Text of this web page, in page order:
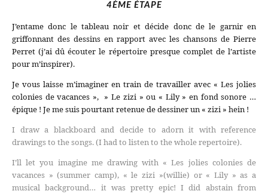
4ÈME ÉTAPE
J’entame donc le tableau noir et décide donc de le garnir en
griffonnant des dessins en rapport avec les chansons de Pierre
Perret (j’ai dû écouter le répertoire presque complet de l’artiste
pour m’inspirer).
Je vous laisse m’imaginer en train de travailler avec « Les jolies
colonies de vacances », » Le zizi » ou « Lily » en fond sonore …
épique ! Je me suis pourtant retenue de dessiner un « zizi » hein !
I draw a blackboard and decide to adorn it with reference
drawings to the songs. (I had to listen to the whole repertoire).
I’ll let you imagine me drawing with « Les jolies colonies de
vacances » (summer camp), « le zizi »(willie) or « Lily » as a
musical background… it was pretty epic! I did abstain from